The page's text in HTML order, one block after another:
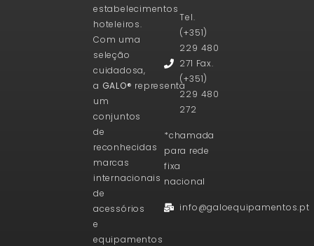
estabelecimentos
hoteleiros.
Com uma
seleção
cuidadosa,
a GALO® representa
um
conjuntos
de
reconhecidas
marcas
internacionais
de
acessórios
e
equipamentos
Tel.
(+351)
229 480
271 Fax.
(+351)
229 480
272
*chamada
para rede
fixa
nacional
info@galoequipamentos.pt